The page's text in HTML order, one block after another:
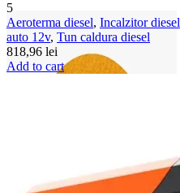
5
Aeroterma diesel, Incalzitor diesel
auto 12v, Tun caldura diesel
818,96 lei
Add to cart